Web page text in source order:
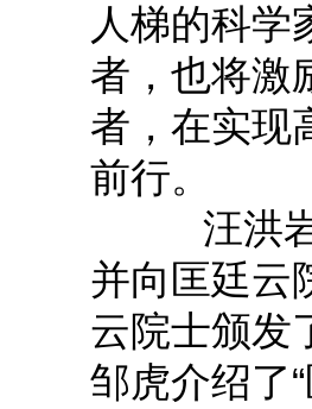
人梯的科学
者，也将激
者，在实现
前行。
汪洪岩现
并向匡廷云
云院士颁发
邹虎介绍了